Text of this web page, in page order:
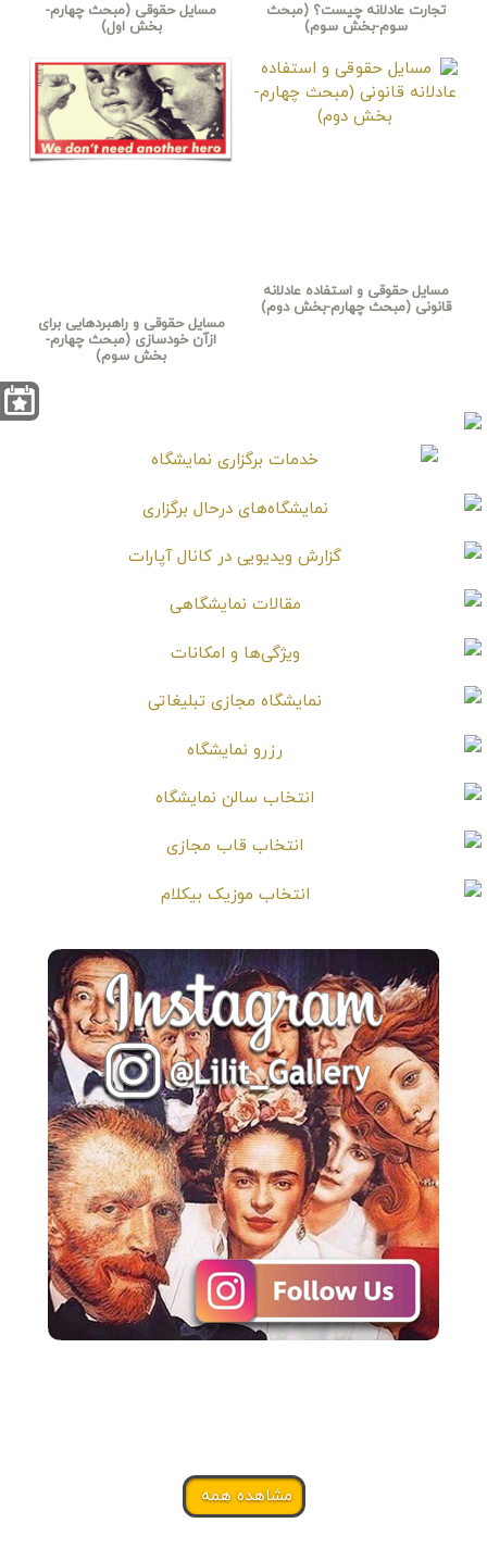
تجارت عادلانه چیست؟ (مبحث
سوم-بخش سوم)
مسایل حقوقی (مبحث چهارم-
بخش اول)
مسایل حقوقی و استفاده عادلانه
قانونی (مبحث چهارم-بخش دوم)
مسایل حقوقی و راهبردهایی برای
ازآن خودسازی (مبحث چهارم-
بخش سوم)
مشاهده همه